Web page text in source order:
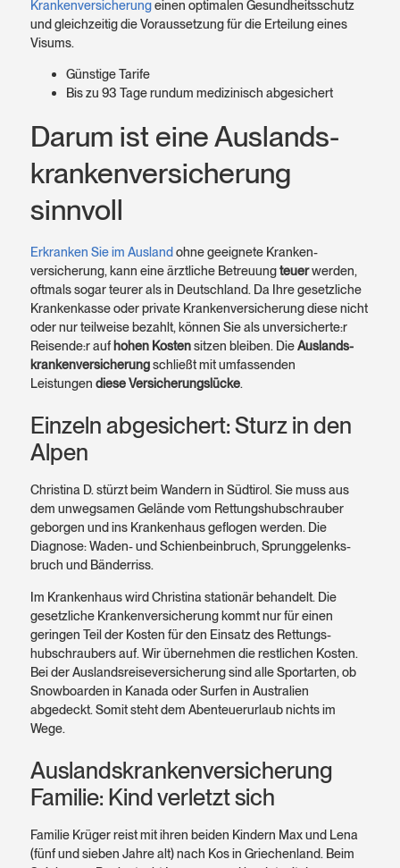
Krankenversicherungeinen optimalen Gesundheits­schutz
und gleichzeitig die Voraus­setzung für die Erteilung eines
Visums.
Günstige Tarife
Bis zu 93 Tage rundum medizinisch abgesichert
Darum ist eine Auslands­
kranken­versicherung
sinnvoll
Erkranken Sie im Auslandohne geeignete Kranken­
versicherung, kann eine ärztliche Betreuungteuerwerden,
oftmals sogar teurer als in Deutschland. Da Ihre gesetzliche
Kranken­kasse oder private Kranken­versicherung diese nicht
oder nur teilweise bezahlt, können Sie als unversicherte:r
Reisende:r auf hohen Kostensitzen bleiben. DieAuslands­
krankenversicherungschließt mit umfassenden
Leistungen diese Versicherungs­lücke.
Einzeln abgesichert: Sturz in den
Alpen
Christina D. stürzt beim Wandern in Südtirol. Sie muss aus
dem un­wegsamen Gelände vom Rettungs­hubschrauber
geborgen und ins Krankenhaus geflogen werden. Die
Diagnose: Waden- und Schien­bein­bruch, Sprung­gelenks­
bruch und Bänder­riss.
Im Kranken­haus wird Christina stationär behandelt. Die
gesetzliche Kranken­versicherung kommt nur für einen
geringen Teil der Kosten für den Einsatz des Rettungs­
hubschraubers auf. Wir übernehmen die restlichen Kosten.
Bei der Auslands­reise­versicherung sind alle Sport­arten, ob
Snow­boarden in Kanada oder Surfen in Australien
abgedeckt. Somit steht dem Abenteuer­urlaub nichts im
Wege.
Auslandskrankenversicherung
Familie: Kind verletzt sich
Familie Krüger reist mit ihren beiden Kindern Max und Lena
(fünf und sieben Jahre alt) nach Kos in Griechen­land. Beim